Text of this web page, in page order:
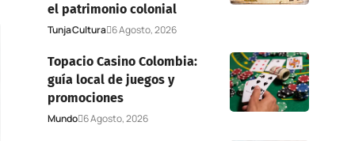
el patrimonio colonial
TunjaCultura 6 Agosto, 2026
Topacio Casino Colombia:
guía local de juegos y
promociones
Mundo 6 Agosto, 2026